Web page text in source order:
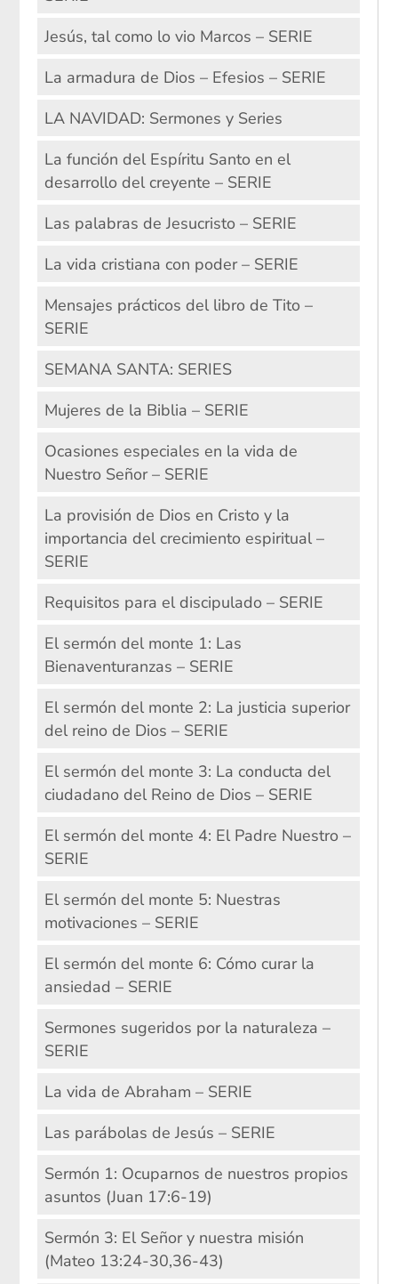
Jesús, tal como lo vio Marcos – SERIE
La armadura de Dios – Efesios – SERIE
LA NAVIDAD: Sermones y Series
La función del Espíritu Santo en el
desarrollo del creyente – SERIE
Las palabras de Jesucristo – SERIE
La vida cristiana con poder – SERIE
Mensajes prácticos del libro de Tito –
SERIE
SEMANA SANTA: SERIES
Mujeres de la Biblia – SERIE
Ocasiones especiales en la vida de
Nuestro Señor – SERIE
La provisión de Dios en Cristo y la
importancia del crecimiento espiritual –
SERIE
Requisitos para el discipulado – SERIE
El sermón del monte 1: Las
Bienaventuranzas – SERIE
El sermón del monte 2: La justicia superior
del reino de Dios – SERIE
El sermón del monte 3: La conducta del
ciudadano del Reino de Dios – SERIE
El sermón del monte 4: El Padre Nuestro –
SERIE
El sermón del monte 5: Nuestras
motivaciones – SERIE
El sermón del monte 6: Cómo curar la
ansiedad – SERIE
Sermones sugeridos por la naturaleza –
SERIE
La vida de Abraham – SERIE
Las parábolas de Jesús – SERIE
Sermón 1: Ocuparnos de nuestros propios
asuntos (Juan 17:6-19)
Sermón 3: El Señor y nuestra misión
(Mateo 13:24-30,36-43)